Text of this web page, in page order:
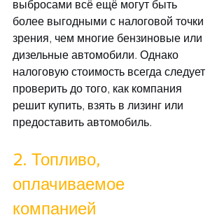
выбросами всё ещё могут быть
более выгодными с налоговой точки
зрения, чем многие бензиновые или
дизельные автомобили. Однако
налоговую стоимость всегда следует
проверить до того, как компания
решит купить, взять в лизинг или
предоставить автомобиль.
2. Топливо,
оплачиваемое
компанией